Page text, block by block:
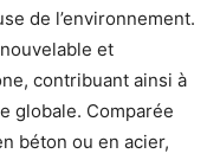
de l’environnement.
et
contribuant ainsi à
globale. Comparée
béton ou en acier,